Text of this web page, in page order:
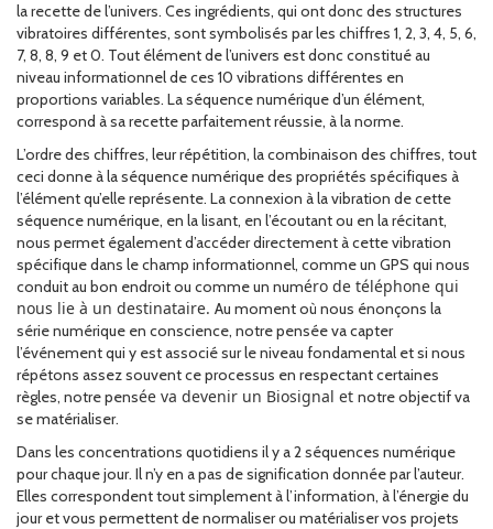
la recette de l’univers. Ces ingrédients, qui ont donc des structures
vibratoires différentes, sont symbolisés par les chiffres 1, 2, 3, 4, 5, 6,
7, 8, 8, 9 et 0. Tout élément de l’univers est donc constitué au
niveau informationnel de ces 10 vibrations différentes en
proportions variables. La séquence numérique d’un élément,
correspond à sa recette parfaitement réussie, à la norme.
L’ordre des chiffres, leur répétition, la combinaison des chiffres, tout
ceci donne à la séquence numérique des propriétés spécifiques à
l’élément qu’elle représente. La connexion à la vibration de cette
séquence numérique, en la lisant, en l’écoutant ou en la récitant,
nous permet également d’accéder directement à cette vibration
spécifique dans le champ informationnel, comme un GPS qui nous
conduit au bon endroit ou comme un numéro de téléphone qui
nous lie à un destinataire. Au moment où nous énonçons la
série numérique en conscience, notre pensée va capter
l’événement qui y est associé sur le niveau fondamental et si nous
répétons assez souvent ce processus en respectant certaines
règles, notre pensée va devenir un Biosignal et notre objectif va
se matérialiser.
Dans les concentrations quotidiens il y a 2 séquences numérique
pour chaque jour. Il n’y en a pas de signification donnée par l’auteur.
Elles correspondent tout simplement à l’information, à l’énergie du
jour et vous permettent de normaliser ou matérialiser vos projets